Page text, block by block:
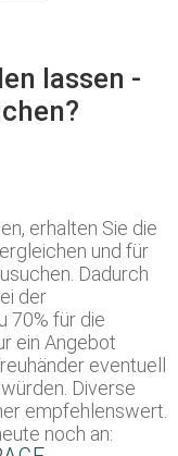
lassen -
erhalten Sie die
und für
Dadurch
der
70% für die
ein Angebot
eventuell
Diverse
empfehlenswert.
noch an: